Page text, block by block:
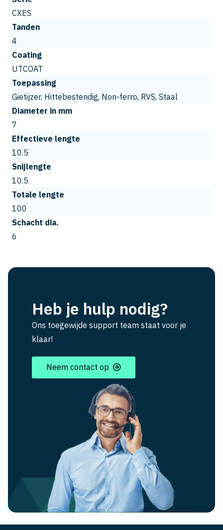
CXES
Tanden
4
Coating
UTCOAT
Toepassing
Gietijzer, Hittebestendig, Non-ferro, RVS, Staal
Diameter in mm
7
Effectieve lengte
10.5
Snijlengte
10.5
Totale lengte
100
Schacht dia.
6
Heb je hulp nodig?
Ons toegewijde support team staat voor je
klaar!
Neem contact op